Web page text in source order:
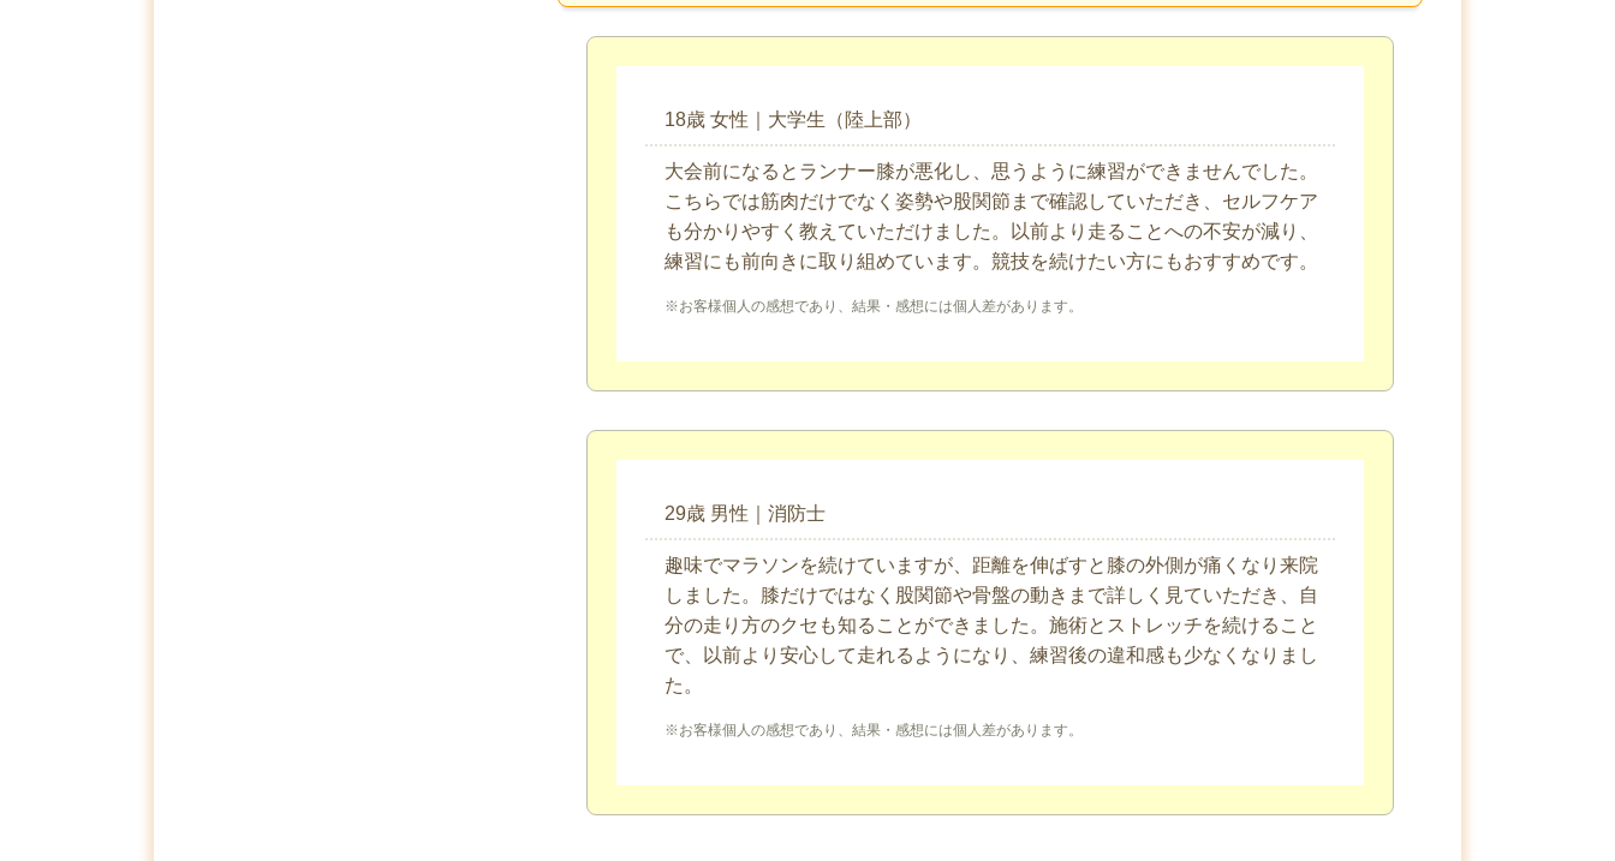
18歳 女性｜大学生（陸上部）
大会前になるとランナー膝が悪化し、思うように練習ができませんでした。
こちらでは筋肉だけでなく姿勢や股関節まで確認していただき、セルフケア
も分かりやすく教えていただけました。以前より走ることへの不安が減り、
練習にも前向きに取り組めています。競技を続けたい方にもおすすめです。
※お客様個人の感想であり、結果・感想には個人差があります。
29歳 男性｜消防士
趣味でマラソンを続けていますが、距離を伸ばすと膝の外側が痛くなり来院
しました。膝だけではなく股関節や骨盤の動きまで詳しく見ていただき、自
分の走り方のクセも知ることができました。施術とストレッチを続けること
で、以前より安心して走れるようになり、練習後の違和感も少なくなりまし
た。
※お客様個人の感想であり、結果・感想には個人差があります。